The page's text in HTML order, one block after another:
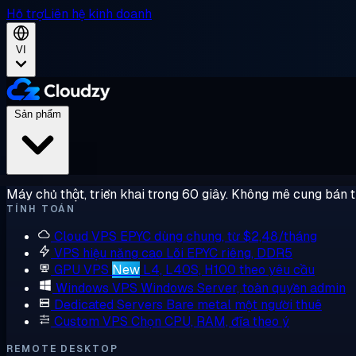
Hỗ trợLiên hệ kinh doanh
VI
Máy chủ thật, triển khai trong 60 giây. Không mê cung bán
TÍNH TOÁN
Cloud VPS EPYC dùng chung, từ $2,48/tháng
VPS hiệu năng cao Lõi EPYC riêng, DDR5
GPU VPS New L4, L40S, H100 theo yêu cầu
Windows VPS Windows Server, toàn quyền admin
Dedicated Servers Bare metal một người thuê
Custom VPS Chọn CPU, RAM, đĩa theo ý
REMOTE DESKTOP